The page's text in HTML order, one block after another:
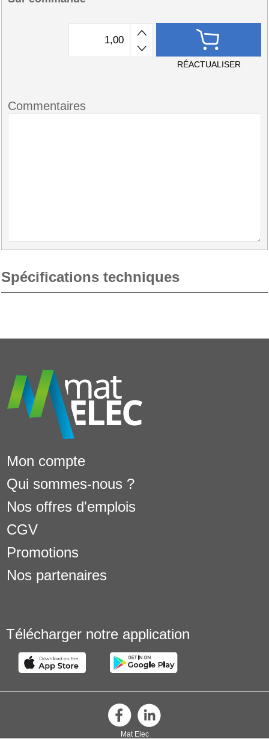
RÉACTUALISER
Commentaires
Spécifications techniques
Mon compte
Qui sommes-nous ?
Nos offres d'emplois
CGV
Promotions
Nos partenaires
Télécharger notre application
Mat Elec